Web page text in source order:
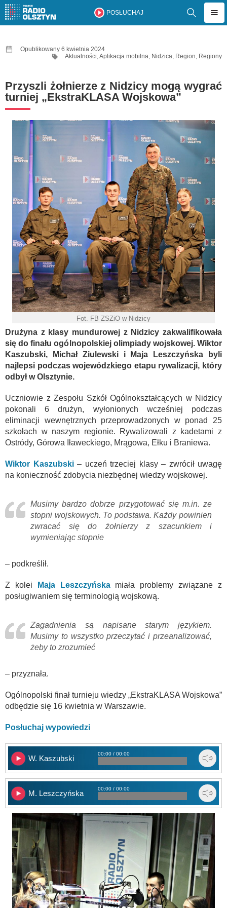
POSŁUCHAJ
Opublikowany 6 kwietnia 2024
Aktualności,Aplikacja mobilna, Nidzica, Region, Regiony
Przyszli żołnierze z Nidzicy mogą wygrać
turniej „EkstraKLASA Wojskowa”
Fot. FB ZSZiO w Nidzicy
Drużyna z klasy mundurowej z Nidzicy zakwalifikowała
się do finału ogólnopolskiej olimpiady wojskowej. Wiktor
Kaszubski, Michał Ziulewski i Maja Leszczyńska byli
najlepsi podczas wojewódzkiego etapu rywalizacji, który
odbył w Olsztynie.
Uczniowie z Zespołu Szkół Ogólnokształcących w Nidzicy
pokonali 6 drużyn, wyłonionych wcześniej podczas
eliminacji wewnętrznych przeprowadzonych w ponad 25
szkołach w naszym regionie. Rywalizowali z kadetami z
Ostródy, Górowa Iławeckiego, Mrągowa, Ełku i Braniewa.
Wiktor Kaszubski– uczeń trzeciej klasy – zwrócił uwagę
na konieczność zdobycia niezbędnej wiedzy wojskowej.
Musimy bardzo dobrze przygotować się m.in. ze
stopni wojskowych. To podstawa. Każdy powinien
zwracać się do żołnierzy z szacunkiem i
wymieniając stopnie
– podkreślił.
Z kolei Maja Leszczyńska miała problemy związane z
posługiwaniem się terminologią wojskową.
Zagadnienia są napisane starym językiem.
Musimy to wszystko przeczytać i przeanalizować,
żeby to zrozumieć
– przyznała.
Ogólnopolski finał turnieju wiedzy „EkstraKLASA Wojskowa”
odbędzie się 16 kwietnia w Warszawie.
Posłuchaj wypowiedzi
W. Kaszubski
00:00 / 00:00
M. Leszczyńska
00:00 / 00:00